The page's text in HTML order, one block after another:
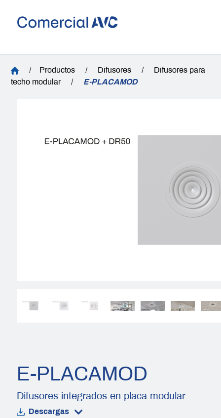
/ Productos / Difusores /
Difusores para
techo modular
/ E-PLACAMOD
E-PLACAMOD
Difusores integrados en placa modular
Descargas